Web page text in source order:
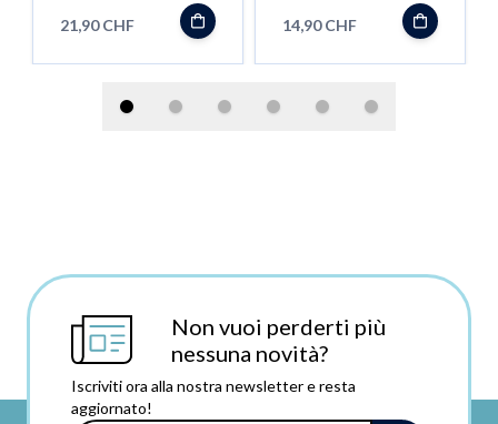
21,90 CHF 14,90 CHF
Non vuoi perderti più
nessuna novità?
Iscriviti ora alla nostra newsletter e resta
aggiornato!